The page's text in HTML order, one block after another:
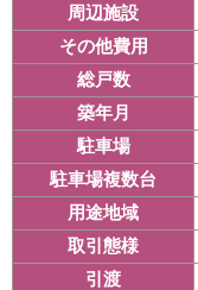
周辺施設
その他費用
総戸数
築年月
駐車場
駐車場複数台
用途地域
取引態様
引渡